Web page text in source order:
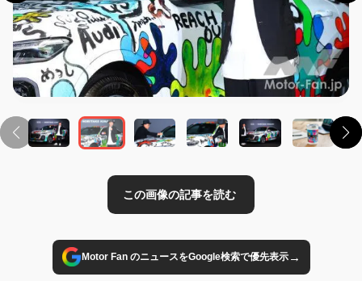
この画像の記事を読む
Motor Fan のニュースをGoogle検索で優先表示→